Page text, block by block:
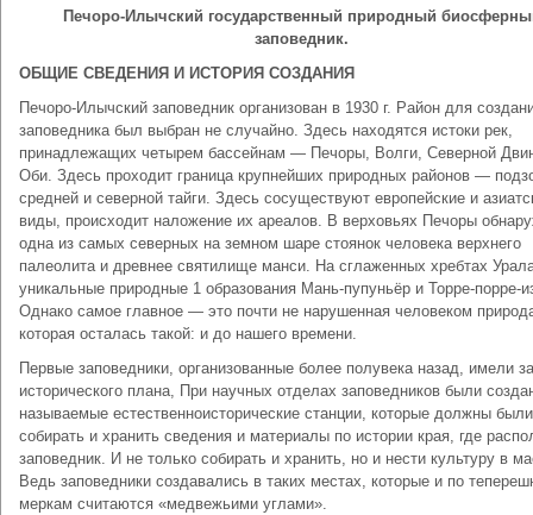
Печоро-Илычский государственный природный
заповедник.
ОБЩИЕ СВЕДЕНИЯ И ИСТОРИЯ СОЗДАНИЯ
Печоро-Илычский заповедник организован в 1930 г. Район для
заповедника был выбран не случайно. Здесь находятся истоки рек,
принадлежащих четырем бассейнам — Печоры, Волги, Северной
Оби. Здесь проходит граница крупнейших природных районов —
средней и северной тайги. Здесь сосуществуют европейские и
виды, происходит наложение их ареалов. В верховьях Печоры
одна из самых северных на земном шаре стоянок человека верхнего
палеолита и древнее святилище манси. На сглаженных хребтах
уникальные природные 1 образования Мань-пупуньёр и Торре-порре-
Однако самое главное — это почти не нарушенная человеком
которая осталась такой: и до нашего времени.
Первые заповедники, организованные более полувека назад, имели
исторического плана, При научных отделах заповедников были
называемые естественноисторические станции, которые должны были
собирать и хранить сведения и материалы по истории края, где
заповедник. И не только собирать и хранить, но и нести культуру в
Ведь заповедники создавались в таких местах, которые и по
меркам считаются «медвежьими углами».